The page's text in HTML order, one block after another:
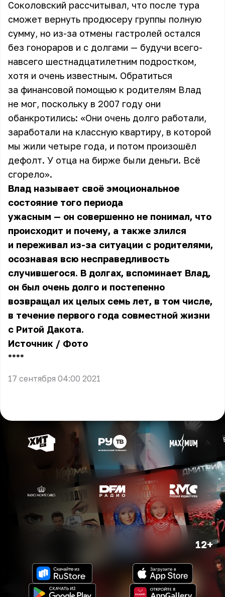
Соколовский рассчитывал, что после тура
сможет вернуть продюсеру группы полную
сумму, но из-за отмены гастролей остался
без гонораров и с долгами — будучи всего-
навсего шестнадцатилетним подростком,
хотя и очень известным. Обратиться
за финансовой помощью к родителям Влад
не мог, поскольку в 2007 году они
обанкротились: «Они очень долго работали,
заработали на классную квартиру, в которой
мы жили четыре года, и потом произошёл
дефолт. У отца на бирже были деньги. Всё
сгорело».
Влад называет своё эмоциональное
состояние того периода
ужасным — он совершенно не понимал, что
происходит и почему, а также злился
и переживал из-за ситуации с родителями,
осознавая всю несправедливость
случившегося. В долгах, вспоминает Влад,
он был очень долго и постепенно
возвращал их целых семь лет, в том числе,
в течение первого года совместной жизни
с Ритой Дакота.
Источник / Фото
** **
17 сентября 04:00 2021
12+